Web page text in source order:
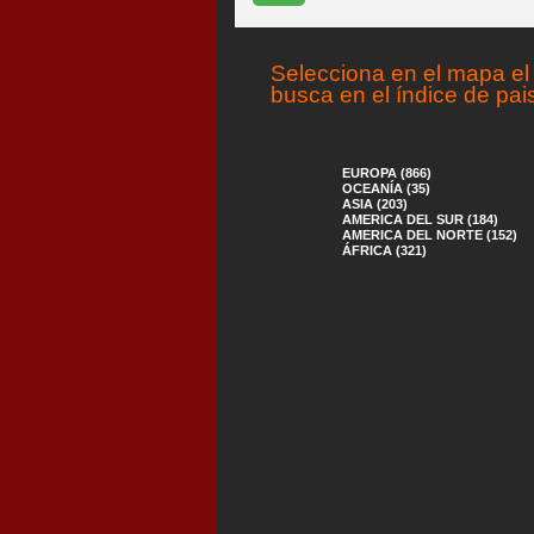
Selecciona en el mapa
busca en el índice de
EUROPA (866)
OCEANÍA (35)
ASIA (203)
AMERICA DEL SUR (184)
AMERICA DEL NORTE (152)
ÁFRICA (321)